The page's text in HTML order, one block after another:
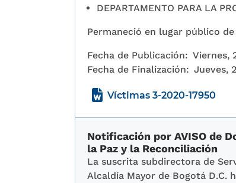
DEPARTAMENTO PARA LA
Permaneció en lugar público
Fecha de Publicación: Viernes,
Fecha de Finalización: Jueves,
Víctimas 3-2020-17950
Notificación por AVISO de
la Paz y la Reconciliación
La suscrita subdirectora de
Alcaldía Mayor de Bogotá D.C.